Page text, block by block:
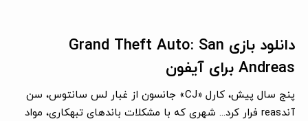
دانلود بازی Grand Theft Auto: San
Andreas برای آیفون
پنج سال پیش، کارل «CJ» جانسون از غبار لس سانتوس، سن
آندreas فرار کرد... شهری که با مشکلات باندهای تبهکاری، مواد